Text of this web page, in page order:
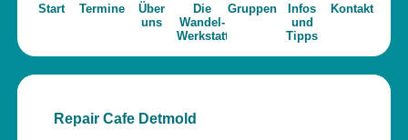
Start Termine
Über
uns
Die
Wandel-
Werkstatt
Gruppen
Infos
und
Tipps
Kontakt
Repair Cafe Detmold